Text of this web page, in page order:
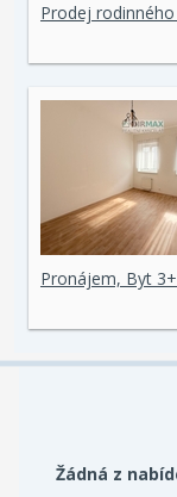
Prodej
Pronájem, Byt
Žádná z